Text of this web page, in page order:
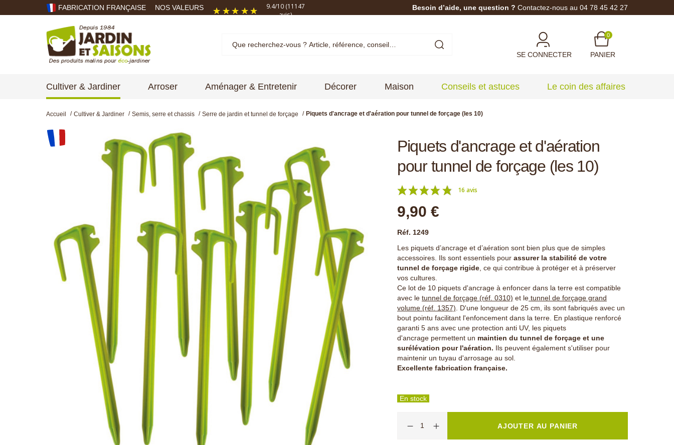
FABRICATION FRANÇAISE NOS VALEURS
avis)
Besoin d’aide, une question ? Contactez-nous au 04 78 45 42 27
SE CONNECTER PANIER
0
Cultiver & Jardiner Arroser Aménager & Entretenir Décorer Maison Conseils et astuces Le coin des affaires
Accueil Cultiver & Jardiner Semis, serre et chassis Serre de jardin et tunnel de forçage Piquets d'ancrage et d'aération pour tunnel de forçage (les 10)
Piquets d'ancrage et d'aération
pour tunnel de forçage (les 10)
16 avis
9,90 €
Réf. 1249
Les piquets d’ancrage et d’aération sont bien plus que de simples
accessoires. Ils sont essentiels pour assurer la stabilité de votre
tunnel de forçage rigide, ce qui contribue à protéger et à préserver
vos cultures.
Ce lot de 10 piquets d'ancrage à enfoncer dans la terre est compatible
avec le tunnel de forçage (réf. 0310) et le tunnel de forçage grand
volume (réf. 1357) . D'une longueur de 25 cm, ils sont fabriqués avec un
bout pointu facilitant l'enfoncement dans la terre. En plastique renforcé
garanti 5 ans avec une protection anti UV, les piquets
d'ancrage permettent un maintien du tunnel de forçage et une
surélévation pour l'aération. Ils peuvent également s'utiliser pour
maintenir un tuyau d'arrosage au sol.
Excellente fabrication française.
En stock
AJOUTER AU PANIER